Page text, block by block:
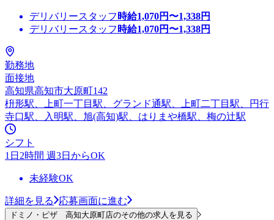
デリバリースタッフ 時給1,070円〜1,338円
デリバリースタッフ 時給1,070円〜1,338円
勤務地
面接地
高知県高知市大原町142
枡形駅、上町一丁目駅、グランド通駅、上町二丁目駅、円行
寺口駅、入明駅、旭(高知)駅、はりまや橋駅、梅の辻駅
シフト
1日2時間 週3日からOK
未経験OK
詳細を見る 応募画面に進む
ドミノ・ピザ 高知大原町店のその他の求人を見る